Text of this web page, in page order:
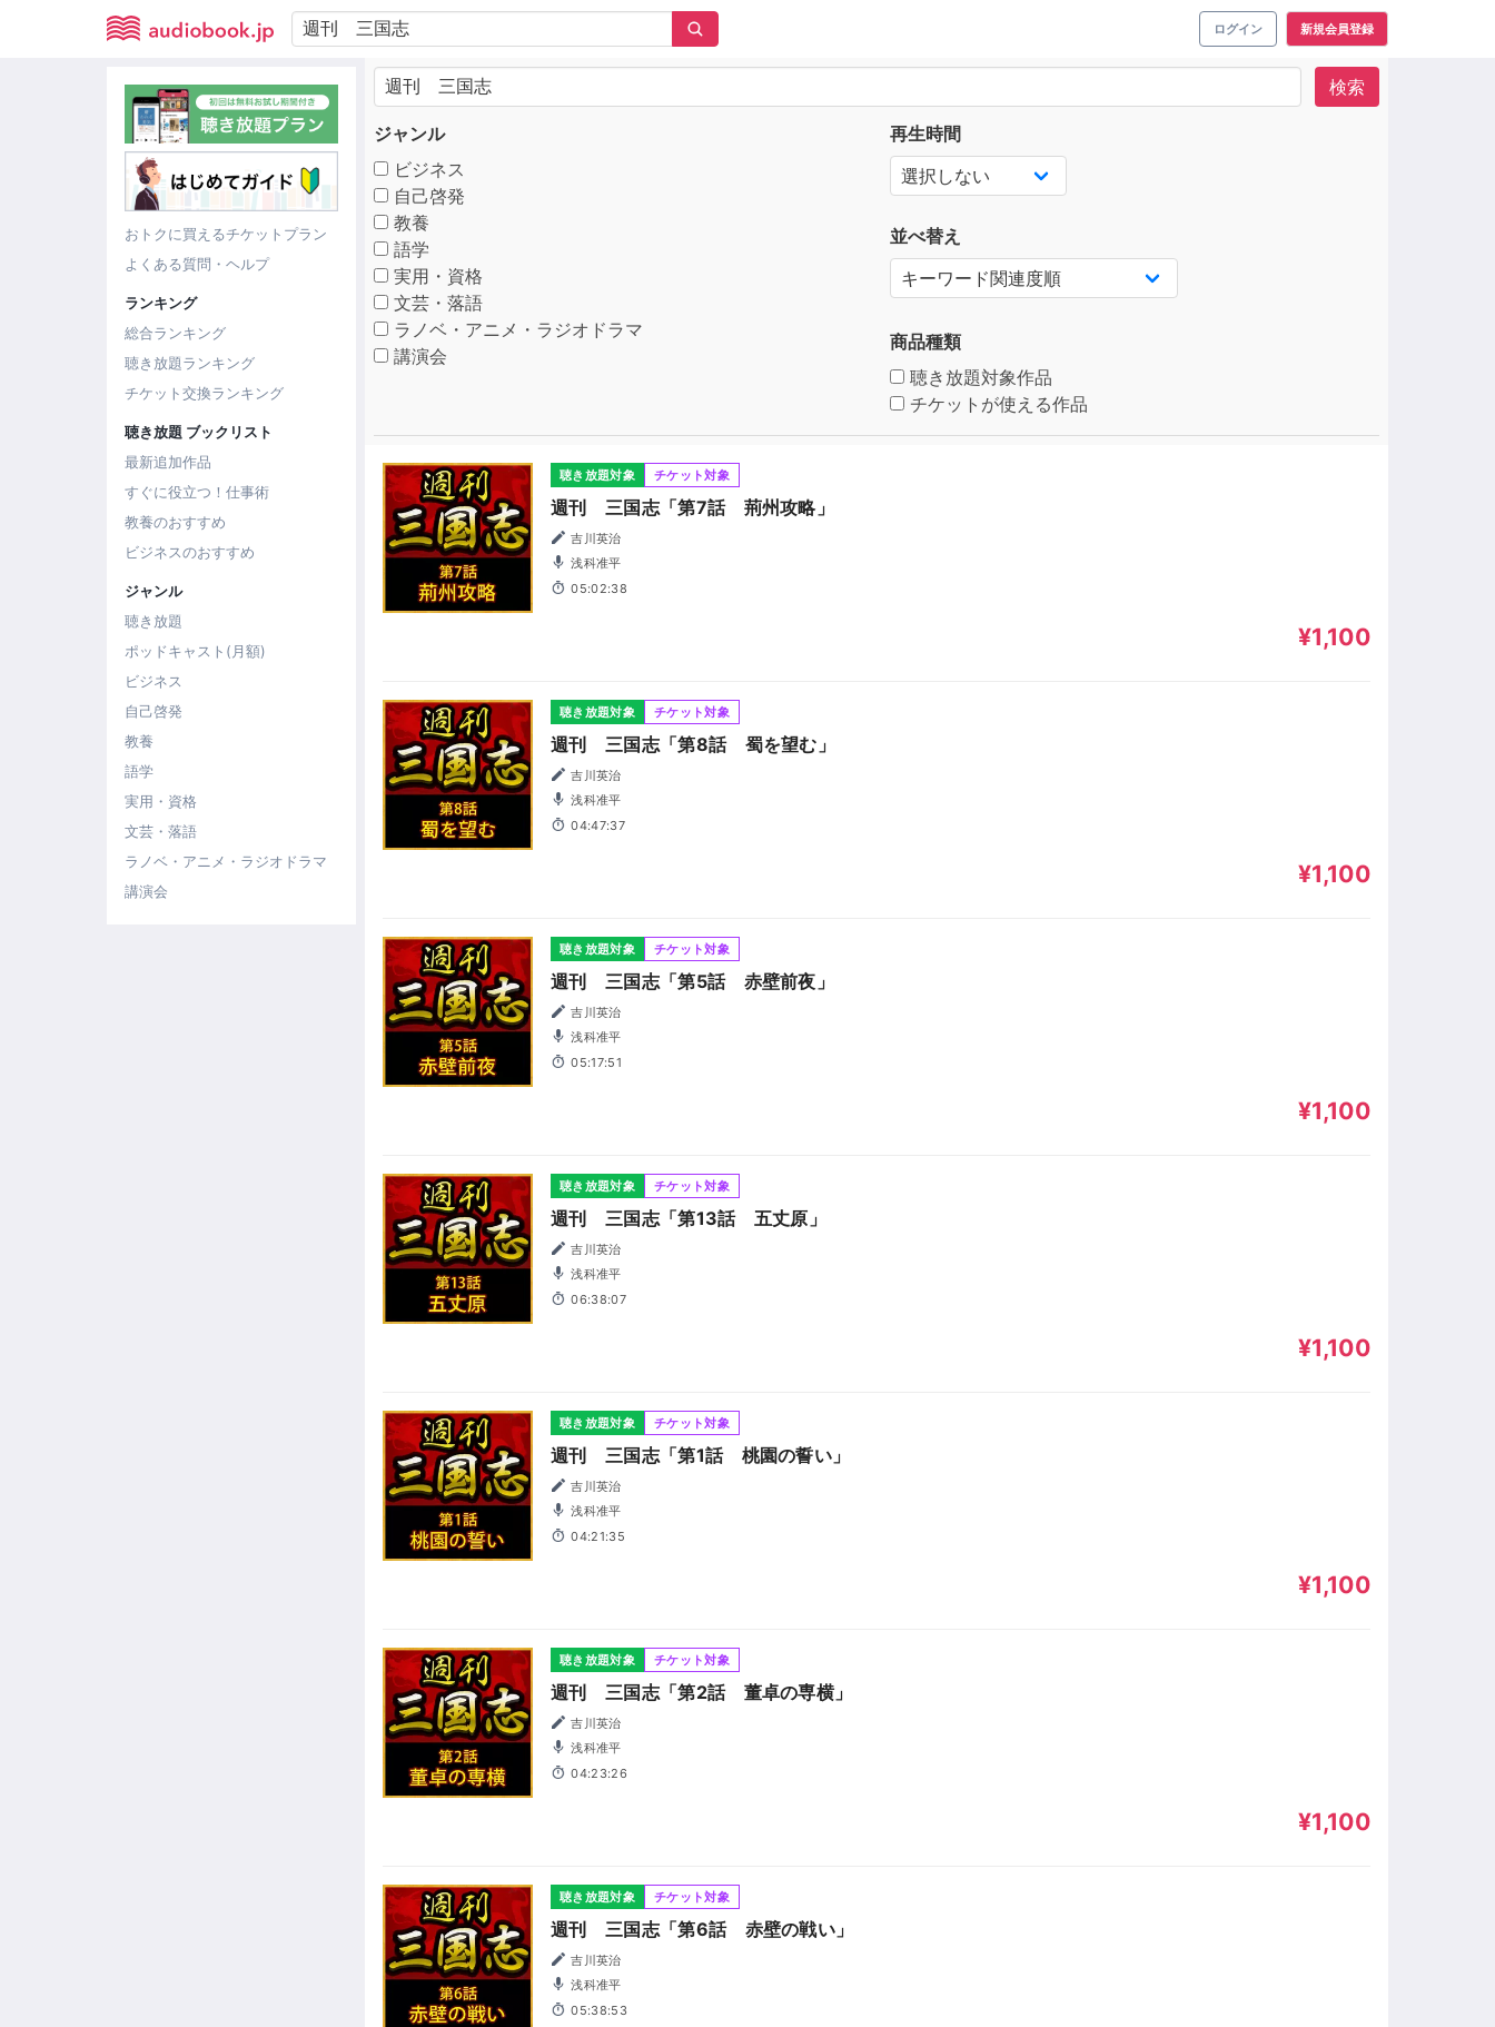
ログイン 新規会員登録
おトクに買えるチケットプラン
よくある質問・ヘルプ
ランキング
総合ランキング
聴き放題ランキング
チケット交換ランキング
聴き放題 ブックリスト
最新追加作品
すぐに役立つ！仕事術
教養のおすすめ
ビジネスのおすすめ
ジャンル
聴き放題
ポッドキャスト(月額)
ビジネス
自己啓発
教養
語学
実用・資格
文芸・落語
ラノベ・アニメ・ラジオドラマ
講演会
検索
ジャンル
ビジネス
自己啓発
教養
語学
実用・資格
文芸・落語
ラノベ・アニメ・ラジオドラマ
講演会
再生時間
並べ替え
商品種類
聴き放題対象作品
チケットが使える作品
聴き放題対象 チケット対象
週刊 三国志「第7話 荊州攻略」
吉川英治
浅科准平
05:02:38
¥1,100
聴き放題対象 チケット対象
週刊 三国志「第8話 蜀を望む」
吉川英治
浅科准平
04:47:37
¥1,100
聴き放題対象 チケット対象
週刊 三国志「第5話 赤壁前夜」
吉川英治
浅科准平
05:17:51
¥1,100
聴き放題対象 チケット対象
週刊 三国志「第13話 五丈原」
吉川英治
浅科准平
06:38:07
¥1,100
聴き放題対象 チケット対象
週刊 三国志「第1話 桃園の誓い」
吉川英治
浅科准平
04:21:35
¥1,100
聴き放題対象 チケット対象
週刊 三国志「第2話 董卓の専横」
吉川英治
浅科准平
04:23:26
¥1,100
聴き放題対象 チケット対象
週刊 三国志「第6話 赤壁の戦い」
吉川英治
浅科准平
05:38:53